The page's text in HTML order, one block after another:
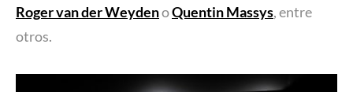
Roger van der WeydenoQuentin Massys, entre
otros.